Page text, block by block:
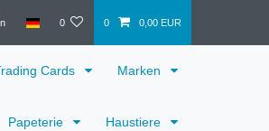
0 0 0,00 EUR
Cards Marken
Papeterie Haustiere